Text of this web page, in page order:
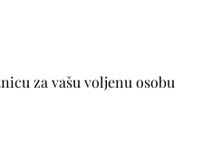
za vašu voljenu osobu